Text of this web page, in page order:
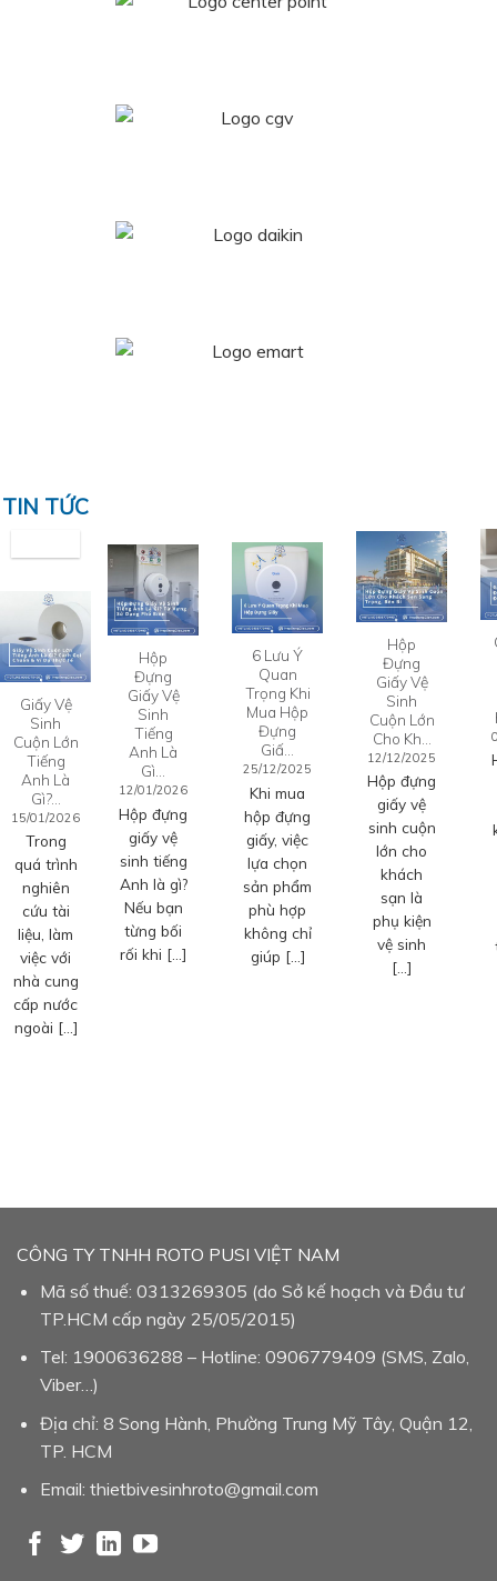
TIN TỨC
Giấy Vệ
Sinh
Cuộn Lớn
Tiếng
Anh Là
Gì?…
15/01/2026
Trong
quá trình
nghiên
cứu tài
liệu, làm
việc với
nhà cung
cấp nước
ngoài […]
Hộp
Đựng
Giấy Vệ
Sinh
Tiếng
Anh Là
Gì…
12/01/2026
Hộp đựng
giấy vệ
sinh tiếng
Anh là gì?
Nếu bạn
từng bối
rối khi […]
6 Lưu Ý
Quan
Trọng Khi
Mua Hộp
Đựng
Giấ…
25/12/2025
Khi mua
hộp đựng
giấy, việc
lựa chọn
sản phẩm
phù hợp
không chỉ
giúp […]
Hộp
Đựng
Giấy Vệ
Sinh
Cuộn Lớn
Cho Kh…
12/12/2025
Hộp đựng
giấy vệ
sinh cuộn
lớn cho
khách
sạn là
phụ kiện
vệ sinh
[…]
CÔNG TY TNHH ROTO PUSI VIỆT NAM
Mã số thuế: 0313269305 (do Sở kế hoạch và Đầu tư
TP.HCM cấp ngày 25/05/2015)
Tel: 1900636288 – Hotline: 0906779409 (SMS, Zalo,
Viber…)
Địa chỉ: 8 Song Hành, Phường Trung Mỹ Tây, Quận 12,
TP. HCM
Email: thietbivesinhroto@gmail.com